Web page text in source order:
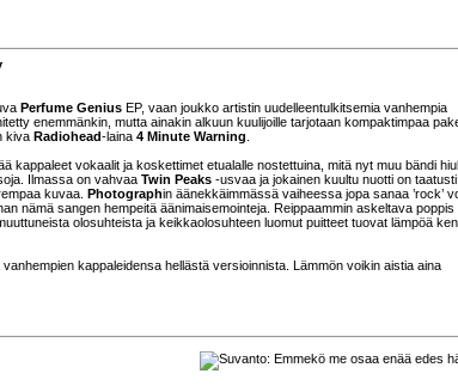
Perfume Genius EP, vaan joukko artistin uudelleentulkitsemia vanhempia
enemmänkin, mutta ainakin alkuun kuulijoille tarjotaan kompaktimpaa
kiva Radiohead-laina 4 Minute Warning
kappaleet vokaalit ja koskettimet etualalle nostettuina, mitä nyt muu bändi
Ilmassa on vahvaa Twin Peaks -usvaa ja jokainen kuultu nuotti on taatusti
kuvaa. Photographin äänekkäimmässä vaiheessa jopa sanaa ’rock’
nämä sangen hempeitä äänimaisemointeja. Reippaammin askeltava poppis
olosuhteista ja keikkaolosuhteen luomut puitteet tuovat lämpöä
kappaleidensa hellästä versioinnista. Lämmön voikin aistia aina